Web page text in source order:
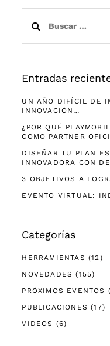
Entradas
UN AÑO DIFÍCIL DE
INNOVACIÓN…
¿POR QUÉ
COMO PARTNER
DISEÑAR TU PLAN
INNOVADORA CON
3 OBJETIVOS A
EVENTO VIRTUAL:
Categorías
HERRAMIENTAS (12)
NOVEDADES (155)
PRÓXIMOS EVENTOS
PUBLICACIONES (17)
VIDEOS (6)